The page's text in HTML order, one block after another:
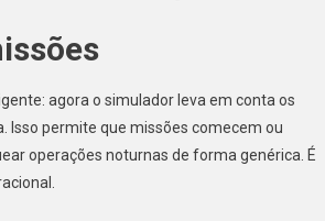
agora o simulador leva em conta os
Isso permite que missões comecem ou
operações noturnas de forma genérica. É